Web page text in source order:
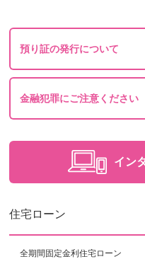
預り証の発行について
金融犯罪にご注意ください
イン
住宅ローン
全期間固定金利住宅ローン